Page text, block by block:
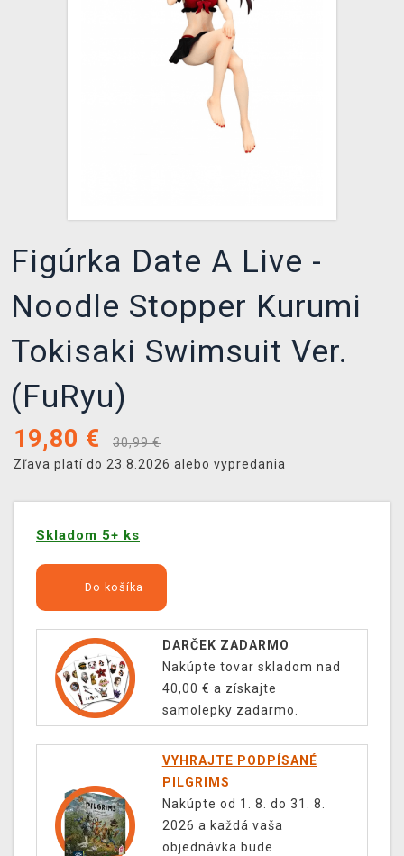
Figúrka Date A Live -
Noodle Stopper Kurumi
Tokisaki Swimsuit Ver.
(FuRyu)
19,80 €
30,99 €
Zľava platí do 23.8.2026 alebo vypredania
Skladom 5+ ks
Do košíka
DARČEK ZADARMO
Nakúpte tovar skladom nad
40,00 € a získajte
samolepky zadarmo.
VYHRAJTE PODPÍSANÉ
PILGRIMS
Nakúpte od 1. 8. do 31. 8.
2026 a každá vaša
objednávka bude